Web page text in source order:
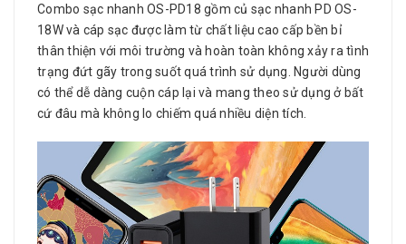
Combo sạc nhanh OS-PD18 gồm củ sạc nhanh PD OS-
18W và cáp sạc được làm từ chất liệu cao cấp bền bỉ
thân thiện với môi trường và hoàn toàn không xảy ra tình
trạng đứt gãy trong suốt quá trình sử dụng. Người dùng
có thể dễ dàng cuộn cáp lại và mang theo sử dụng ở bất
cứ đâu mà không lo chiếm quá nhiều diện tích.